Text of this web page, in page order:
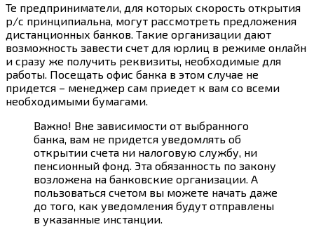
Те предприниматели, для которых скорость открытия
р/с принципиальна, могут рассмотреть предложения
дистанционных банков. Такие организации дают
возможность завести счет для юрлиц в режиме онлайн
и сразу же получить реквизиты, необходимые для
работы. Посещать офис банка в этом случае не
придется – менеджер сам приедет к вам со всеми
необходимыми бумагами.
Важно! Вне зависимости от выбранного
банка, вам не придется уведомлять об
открытии счета ни налоговую службу, ни
пенсионный фонд. Эта обязанность по закону
возложена на банковские организации. А
пользоваться счетом вы можете начать даже
до того, как уведомления будут отправлены
в указанные инстанции.